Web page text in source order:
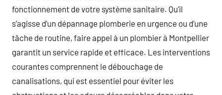
fonctionnement de votre système sanitaire. Qu’il
s’agisse d’un dépannage plomberie en urgence ou d’une
tâche de routine, faire appel à un plombier à Montpellier
garantit un service rapide et efficace. Les interventions
courantes comprennent le débouchage de
canalisations, qui est essentiel pour éviter les